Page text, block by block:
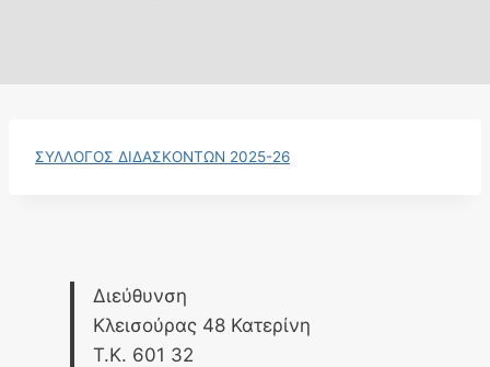
ΣΥΛΛΟΓΟΣ ΔΙΔΑΣΚΟΝΤΩΝ 2025-26
Διεύθυνση
Κλεισούρας 48 Κατερίνη
Τ.Κ. 601 32